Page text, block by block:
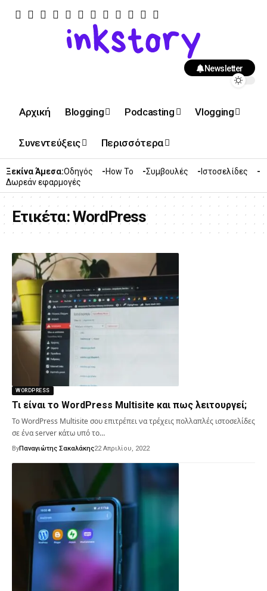
Newsletter
Αρχική Blogging Podcasting Vlogging
Συνεντεύξεις Περισσότερα
Ξεκίνα Άμεσα:Οδηγός How To Συμβουλές
Ιστοσελίδες
Δωρεάν εφαρμογές
Ετικέτα:WordPress
WORDPRESS
Τι είναι το WordPress Multisite και πως λειτουργεί;
Το WordPress Multisite σου επιτρέπει να τρέχεις πολλαπλές ιστοσελίδες
σε ένα server κάτω υπό το…
ByΠαναγιώτης Σακαλάκης22 Απριλίου, 2022